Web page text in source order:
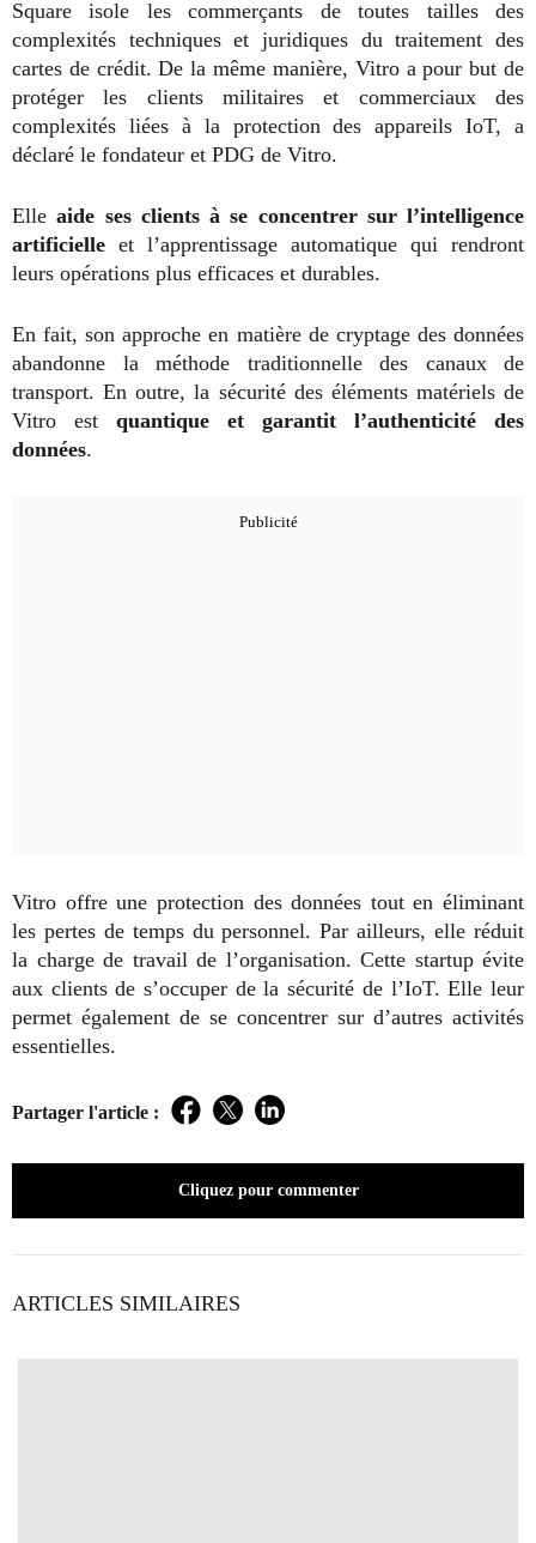
Square isole les commerçants de toutes tailles des
complexités techniques et juridiques du traitement des
cartes de crédit. De la même manière, Vitro a pour but de
protéger les clients militaires et commerciaux des
complexités liées à la protection des appareils IoT, a
déclaré le fondateur et PDG de Vitro.
Elleaide ses clients à se concentrer sur l’intelligence
artificielle et l’apprentissage automatique qui rendront
leurs opérations plus efficaces et durables.
En fait, son approche en matière de cryptage des données
abandonne la méthode traditionnelle des canaux de
transport. En outre, la sécurité des éléments matériels de
Vitro est quantique et garantit l’authenticité des
données.
Vitro offre une protection des données tout en éliminant
les pertes de temps du personnel. Par ailleurs, elle réduit
la charge de travail de l’organisation. Cette startup évite
aux clients de s’occuper de la sécurité de l’IoT. Elle leur
permet également de se concentrer sur d’autres activités
essentielles.
Partager l'article : Facebook
TwitterLinkedIn
Cliquez pour commenter
ARTICLES SIMILAIRES